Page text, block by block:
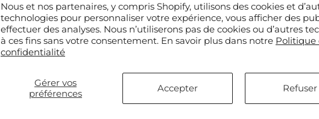
Nous et nos partenaires, y compris Shopify, utilisons des cookies et
technologies pour personnaliser votre expérience, vous afficher des
effectuer des analyses. Nous n’utiliserons pas de cookies ou d’autres
à ces fins sans votre consentement. En savoir plus dans notre Politique
confidentialité
Gérer vos
préférences
Accepter Refuser
Prix
habituel
À partir de $81.00
Bouquet Étoile Filante
Prix
À partir de $74.00